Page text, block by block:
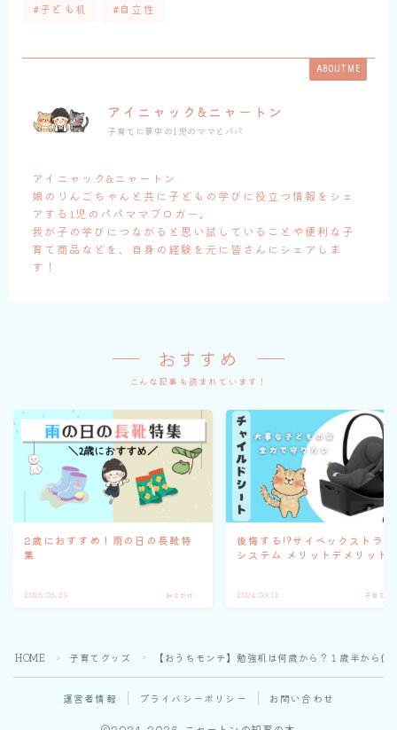
#子ども机 #自立性
ABOUT ME
アイニャック&ニャートン
子育てに夢中の1児のママとパパ
アイニャック&ニャートン
娘のりんごちゃんと共に子どもの学びに役立つ情報をシェ
アする1児のパパママブロガー。
我が子の学びにつながると思い試していることや便利な子
育て商品などを、自身の経験を元に皆さんにシェアしま
す！
おすすめ
こんな記事も読まれています！
2歳におすすめ！雨の日の長靴特
集
2025.05.23 おでかけ
後悔する!?サイベックストラ
システム メリットデメリット
2024.09.12 子育てグ
HOME ＞ 子育てグッズ ＞ 【おうちモンテ】勉強机は何歳から？１歳半から
運営者情報 プライバシーポリシー お問い合わせ